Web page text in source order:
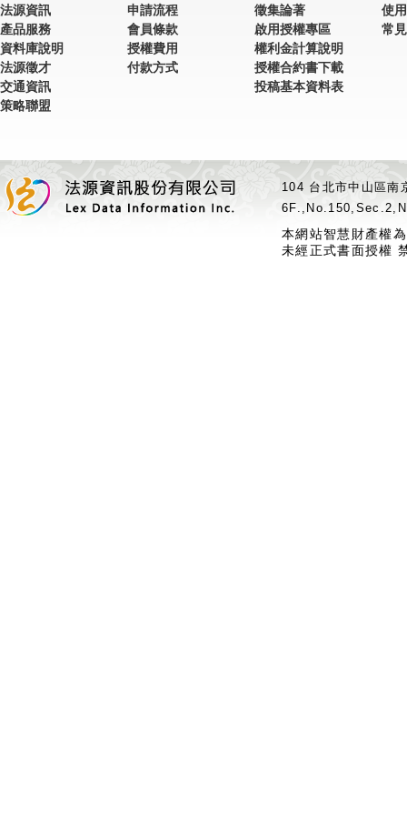
法源資訊
產品服務
資料庫說明
法源徵才
交通資訊
策略聯盟
申請流程
會員條款
授權費用
付款方式
徵集論著
啟用授權專區
權利金計算說明
授權合約書下載
投稿基本資料表
使
常
104 台北市中山區
本網站智慧財產權
未經正式書面授權